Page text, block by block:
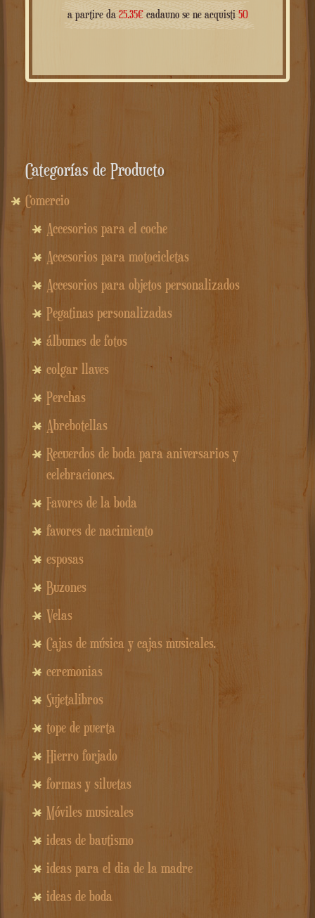
a partire da 25.35€cadauno se ne acquisti 50
Categorías de Producto
Comercio
Accesorios para el coche
Accesorios para motocicletas
Accesorios para objetos personalizados
Pegatinas personalizadas
álbumes de fotos
colgar llaves
Perchas
Abrebotellas
Recuerdos de boda para aniversarios y
celebraciones.
Favores de la boda
favores de nacimiento
esposas
Buzones
Velas
Cajas de música y cajas musicales.
ceremonias
Sujetalibros
tope de puerta
Hierro forjado
formas y siluetas
Móviles musicales
ideas de bautismo
ideas para el dia de la madre
ideas de boda